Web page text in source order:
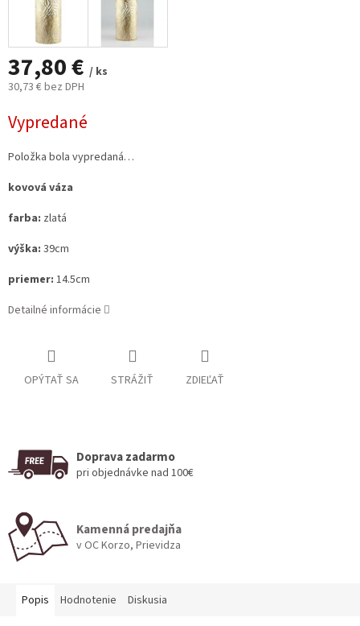
37,80 € / ks
30,73 € bez DPH
cena:
Vypredané
Položka bola vypredaná…
kovová váza
farba: zlatá
výška: 39cm
priemer: 14.5cm
Detailné informácie
OPÝTAŤ SA STRÁŽIŤ ZDIEĽAŤ
Doprava zadarmo
pri objednávke nad 100€
Kamenná predajňa
v OC Korzo, Prievidza
Popis Hodnotenie Diskusia